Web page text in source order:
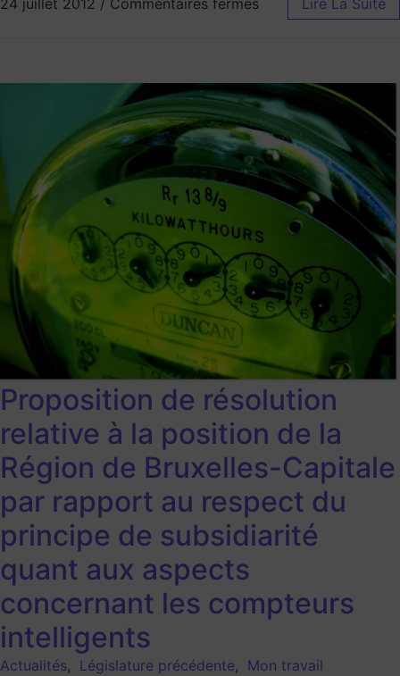
24 juillet 2012 / Commentaires fermés Lire La Suite
Proposition de résolution
relative à la position de la
Région de Bruxelles-Capitale
par rapport au respect du
principe de subsidiarité
quant aux aspects
concernant les compteurs
intelligents
Actualités, Législature précédente, Mon travail